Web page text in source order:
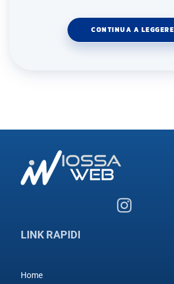
CONTINUA A LEGGERE
LINK RAPIDI
Home